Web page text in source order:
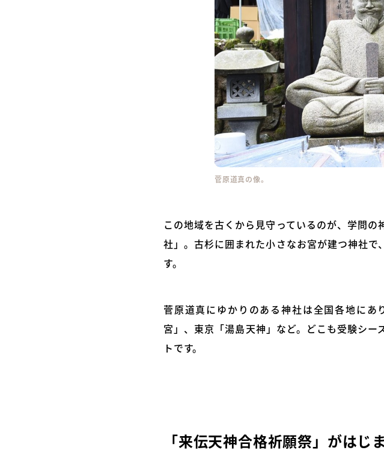
菅原道真の像。
この地域を古くから見守っているのが、学問
社」。古杉に囲まれた小さなお宮が建つ神社
す。
菅原道真にゆかりのある神社は全国各地に
宮」、東京「湯島天神」など。どこも受験シ
トです。
「来伝天神合格祈願祭」がはじ